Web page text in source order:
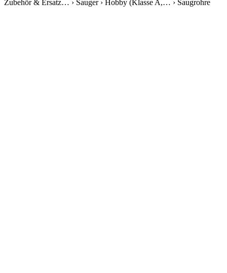
Zubehör & Ersatz… › Sauger› Hobby (Klasse A,… › Saugrohre